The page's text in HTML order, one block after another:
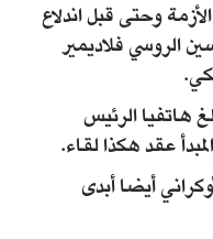
وحتى قبل اندلاع
الروسي فلاديمير
هاتفيا الرئيس
عقد هكذا لقاء.
أيضا أبدى